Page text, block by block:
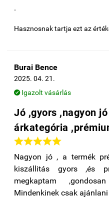
.
Hasznosnak tartja ezt az
Burai Bence
2025. 04. 21.
 Igazolt vásárlás
Jó ,gyors ,nagyon
árkategória

Nagyon jó , a termék
kiszállitás gyors ,és
megkaptam
Mindenkinek csak